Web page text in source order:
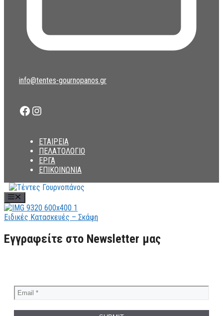
info@tentes-gournopanos.gr
Facebook
Instagram
ΕΤΑΙΡΕΙΑ
ΠΕΛΑΤΟΛΟΓΙΟ
ΕΡΓΑ
ΕΠΙΚΟΙΝΩΝΙΑ
Ειδικές Κατασκευές – Σκάφη
Εγγραφείτε στο Newsletter μας